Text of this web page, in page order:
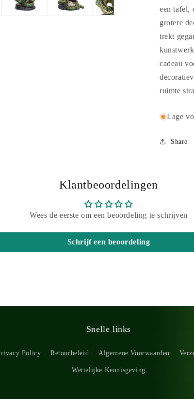
een tafel,
grotere
trekt
cadeau
ruimte
Lage
Share
Klantbeoordelingen
Wees de eerste om een beoordeling te schrijven
Schrijf een beoordeling
Snelle links
Policy Retourbeleid Algemene Voorwaarden
Wettelijke Kennisgeving